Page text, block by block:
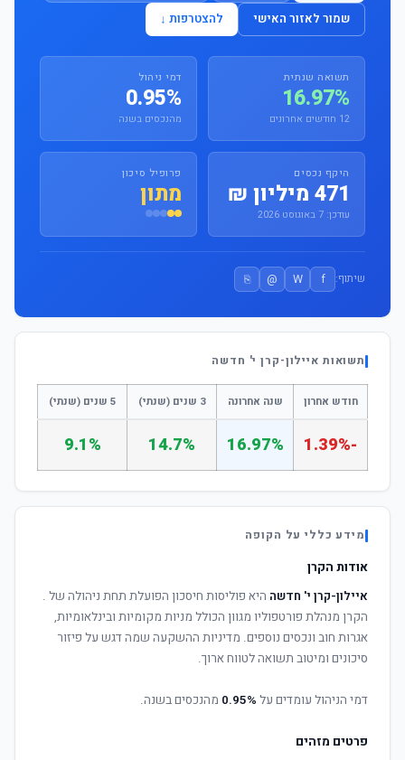
שמור לאזור האישי להצטרפות ↓
תשואה שנתית
16.97%
12 חודשים אחרונים
דמי ניהול
0.95%
מהנכסים בשנה
היקף נכסים
471 מיליון ₪
עודכן: 7 באוגוסט 2026
פרופיל סיכון
מתון
שיתוף: f
W
@
⎘
תשואות איילון-קרן י' חדשה
חודש אחרון שנה אחרונה 3 שנים (שנתי) 5 שנים (שנתי)
-1.39%
16.97%
14.7%
9.1%
מידע כללי על הקופה
אודות הקרן
איילון-קרן י' חדשה היא פוליסות חיסכון הפועלת תחת ניהולה של .
הקרן מנהלת פורטפוליו מגוון הכולל מניות מקומיות ובינלאומיות,
אגרות חוב ונכסים נוספים. מדיניות ההשקעה שמה דגש על פיזור
סיכונים ומיטוב תשואה לטווח ארוך.
דמי הניהול עומדים על 0.95% מהנכסים בשנה.
פרטים מזהים